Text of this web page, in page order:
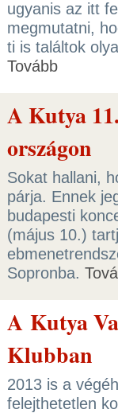
ugyanis az itt
megmutatni,
ti is találtok
Tovább
A Kutya
országon
Sokat hallani,
párja. Ennek
budapesti
(május 10.)
Sopronba.
A Kutya
Klubban
2013 is a
felejthetetlen